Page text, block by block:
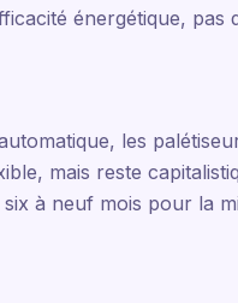
énergétique, pas
les
mais reste
à neuf mois pour la